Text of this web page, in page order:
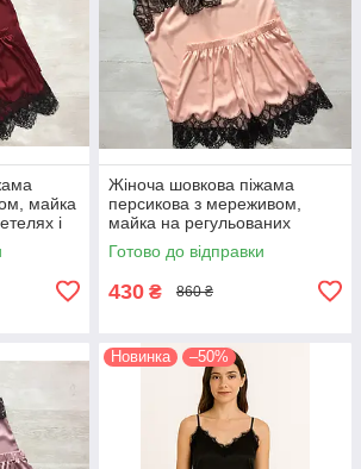
майка
і
Жіноча шовкова піжама
персикова з мереживом,
майка на регульованих
бретелях і шорти
Готово до відправки
430 ₴ 860 ₴
Новинка –50%